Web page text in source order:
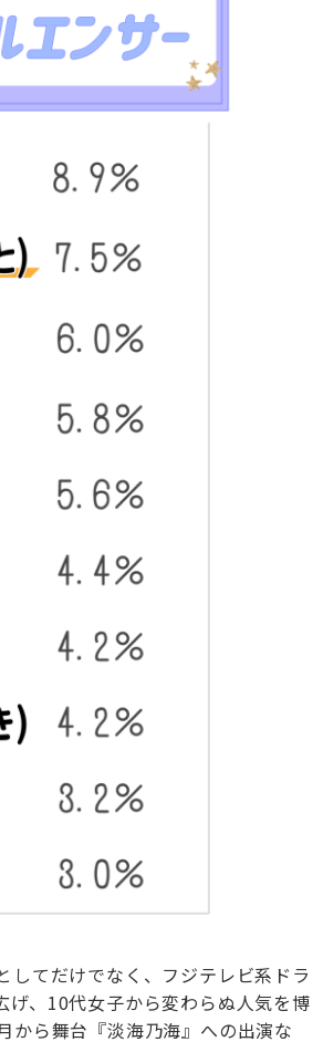
してだけでなく、フジテレビ系ドラ
、10代女子から変わらぬ人気を博
から舞台『淡海乃海』への出演な